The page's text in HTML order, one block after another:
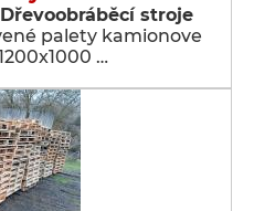
stroje
palety kamionove
…